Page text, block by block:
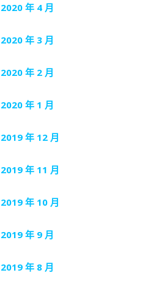
2020 年 4 月
2020 年 3 月
2020 年 2 月
2020 年 1 月
2019 年 12 月
2019 年 11 月
2019 年 10 月
2019 年 9 月
2019 年 8 月